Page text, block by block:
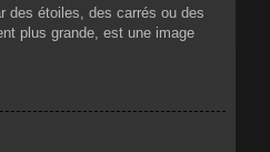
des étoiles, des carrés ou des
plus grande, est une image